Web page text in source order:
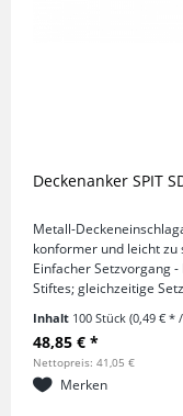
Deckenanker SPIT
Metall-
konformer und leicht
Einfacher Setzvorgang
Stiftes; gleichzeitige
Inhalt 100 Stück(0,49 € *
48,85 € *
Nettopreis: 41,05 €
Merken